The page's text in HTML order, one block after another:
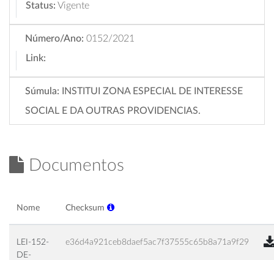
Status: Vigente
Número/Ano: 0152/2021
Link:
Súmula:
INSTITUI ZONA ESPECIAL DE INTERESSE
SOCIAL E DA OUTRAS PROVIDENCIAS.
Documentos
Nome Checksum
LEI-152-
DE-
e36d4a921ceb8daef5ac7f37555c65b8a71a9f29